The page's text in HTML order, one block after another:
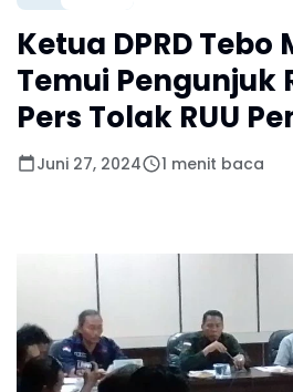
Ketua DPRD Tebo
Temui Pengunjuk
Pers Tolak RUU
Juni 27, 2024 1 menit baca